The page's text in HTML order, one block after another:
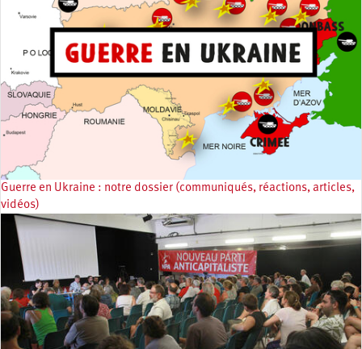
Guerre en Ukraine : notre dossier (communiqués, réactions, articles,
vidéos)